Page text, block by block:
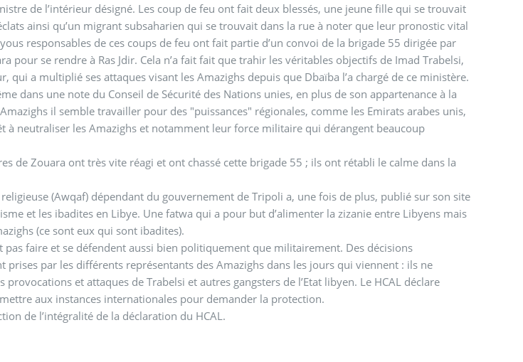
de l’intérieur désigné. Les coup de feu ont fait deux blessés, une jeune fille qui se trouvait
ainsi qu’un migrant subsaharien qui se trouvait dans la rue à noter que leur pronostic vital
responsables de ces coups de feu ont fait partie d’un convoi de la brigade 55 dirigée par
pour se rendre à Ras Jdir. Cela n’a fait fait que trahir les véritables objectifs de Imad Trabelsi,
qui a multiplié ses attaques visant les Amazighs depuis que Dbaïba l’a chargé de ce ministère.
dans une note du Conseil de Sécurité des Nations unies, en plus de son appartenance à la
il semble travailler pour des "puissances" régionales, comme les Emirats arabes unis,
à neutraliser les Amazighs et notamment leur force militaire qui dérangent beaucoup
de Zouara ont très vite réagi et ont chassé cette brigade 55 ; ils ont rétabli le calme dans la
(Awqaf) dépendant du gouvernement de Tripoli a, une fois de plus, publié sur son site
et les ibadites en Libye. Une fatwa qui a pour but d’alimenter la zizanie entre Libyens mais
(ce sont eux qui sont ibadites).
pas faire et se défendent aussi bien politiquement que militairement. Des décisions
prises par les différents représentants des Amazighs dans les jours qui viennent : ils ne
et attaques de Trabelsi et autres gangsters de l’Etat libyen. Le HCAL déclare
aux instances internationales pour demander la protection.
de l’intégralité de la déclaration du HCAL.